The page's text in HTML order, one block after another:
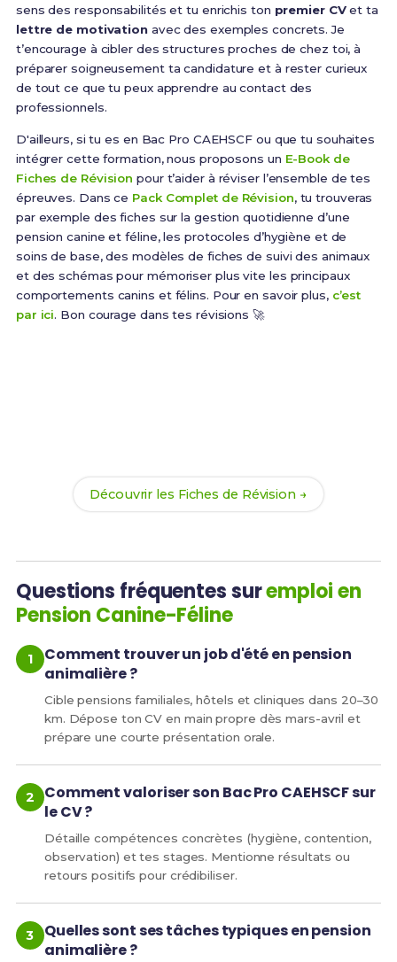
sens des responsabilités et tu enrichis ton premier CVet ta
lettre de motivationavec des exemples concrets. Je
t’encourage à cibler des structures proches de chez toi, à
préparer soigneusement ta candidature et à rester curieux
de tout ce que tu peux apprendre au contact des
professionnels.
D'ailleurs, si tu es en Bac Pro CAEHSCF ou que tu souhaites
intégrer cette formation, nous proposons un E-Book de
Fiches de Révision pour t’aider à réviser l’ensemble de tes
épreuves. Dans ce Pack Complet de Révision, tu trouveras
par exemple des fiches sur la gestion quotidienne d’une
pension canine et féline, les protocoles d’hygiène et de
soins de base, des modèles de fiches de suivi des animaux
et des schémas pour mémoriser plus vite les principaux
comportements canins et félins. Pour en savoir plus, c’est
par ici. Bon courage dans tes révisions 🚀
Découvrir les Fiches de Révision →
Questions fréquentes suremploi en
Pension Canine-Féline
Comment trouver un job d'été en pension
animalière ?
Cible pensions familiales, hôtels et cliniques dans 20–30
km. Dépose ton CV en main propre dès mars-avril et
prépare une courte présentation orale.
Comment valoriser son Bac Pro CAEHSCF sur
le CV ?
Détaille compétences concrètes (hygiène, contention,
observation) et tes stages. Mentionne résultats ou
retours positifs pour crédibiliser.
Quelles sont ses tâches typiques en pension
animalière ?